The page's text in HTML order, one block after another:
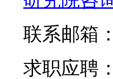
联系邮箱：
求职应聘